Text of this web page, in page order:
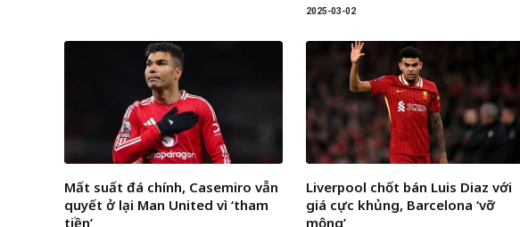
2025-03-02
Mất suất đá chính, Casemiro vẫn
quyết ở lại Man United vì ‘tham
tiền’
Liverpool chốt bán Luis Diaz với
giá cực khủng, Barcelona ‘vỡ
mộng’